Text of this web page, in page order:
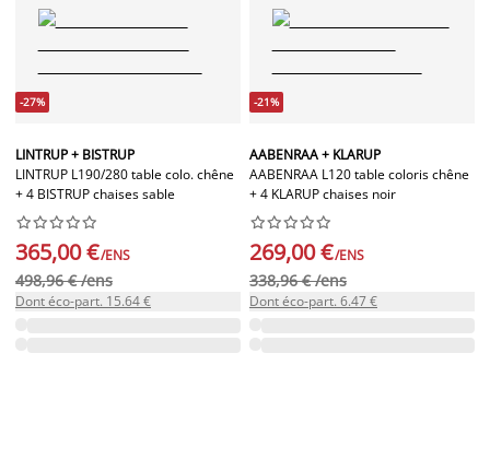
-27%
LINTRUP + BISTRUP
LINTRUP L190/280 table colo. chêne
+ 4 BISTRUP chaises sable






365,00 €/ENS
498,96 € /ens
Dont éco-part. 15.64 €
-21%
AABENRAA + KLARUP
AABENRAA L120 table coloris chêne
+ 4 KLARUP chaises noir






269,00 €/ENS
338,96 € /ens
Dont éco-part. 6.47 €